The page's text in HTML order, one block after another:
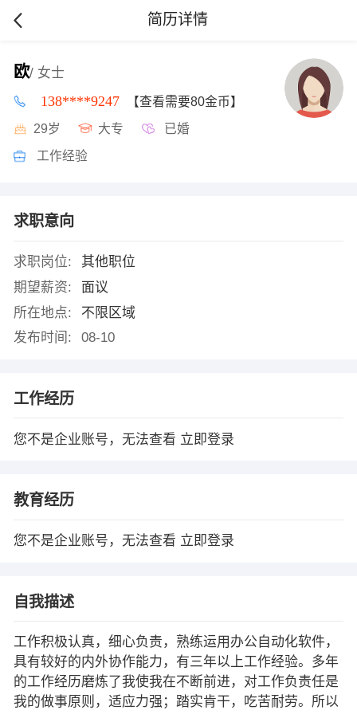
简历详情
欧/ 女士
138****9247 【查看需要80金币】
29岁 大专 已婚
工作经验
求职意向
求职岗位:
其他职位
期望薪资:
面议
所在地点:
不限区域
发布时间:
08-10
工作经历
您不是企业账号，无法查看 立即登录
教育经历
您不是企业账号，无法查看 立即登录
自我描述
工作积极认真，细心负责，熟练运用办公自动化软件，
具有较好的内外协作能力，有三年以上工作经验。多年
的工作经历磨炼了我使我在不断前进，对工作负责任是
我的做事原则，适应力强；踏实肯干，吃苦耐劳。所以